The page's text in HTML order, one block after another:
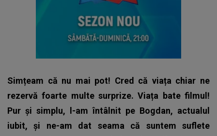
Simțeam că nu mai pot! Cred că viața chiar ne
rezervă foarte multe surprize. Viața bate filmul!
Pur și simplu, l-am întâlnit pe Bogdan, actualul
iubit, și ne-am dat seama că suntem suflete